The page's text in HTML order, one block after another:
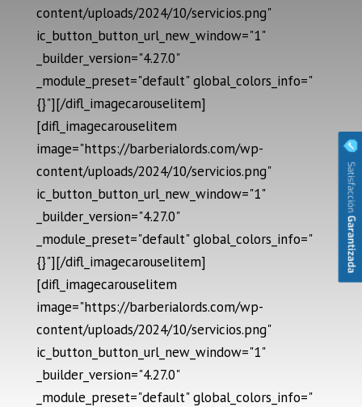
content/uploads/2024/10/servicios.png"
ic_button_button_url_new_window="1"
_builder_version="4.27.0"
_module_preset="default" global_colors_info="
{}"][/difl_imagecarouselitem]
[difl_imagecarouselitem
image="https://barberialords.com/wp-
content/uploads/2024/10/servicios.png"
ic_button_button_url_new_window="1"
_builder_version="4.27.0"
_module_preset="default" global_colors_info="
{}"][/difl_imagecarouselitem]
[difl_imagecarouselitem
image="https://barberialords.com/wp-
content/uploads/2024/10/servicios.png"
ic_button_button_url_new_window="1"
_builder_version="4.27.0"
_module_preset="default" global_colors_info="